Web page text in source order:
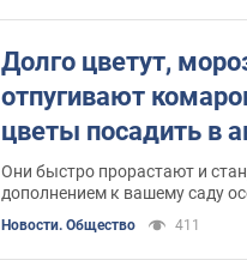
Долго цветут,
отпугивают
цветы посадить в
Они быстро прорастают и
дополнением к вашему саду
Новости. Общество 411